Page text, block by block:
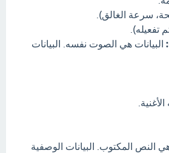
سرعة الغالق).
تفعيله).
البيانات هي الصوت نفسه. البيانات
هي النص المكتوب. البيانات الوصفية